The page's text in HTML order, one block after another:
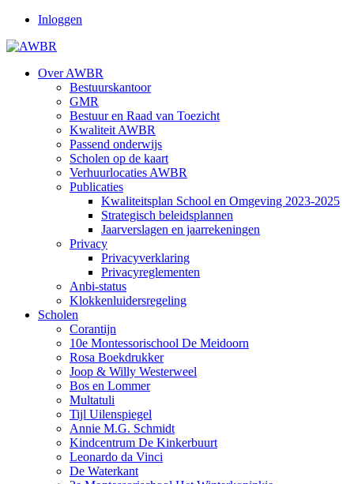
Inloggen
Over AWBR
Bestuurskantoor
GMR
Bestuur en Raad van Toezicht
Kwaliteit AWBR
Passend onderwijs
Scholen op de kaart
Verhuurlocaties AWBR
Publicaties
Kwaliteitsplan School en Omgeving 2023-2025
Strategisch beleidsplannen
Jaarverslagen en jaarrekeningen
Privacy
Privacyverklaring
Privacyreglementen
Anbi-status
Klokkenluidersregeling
Scholen
Corantijn
10e Montessorischool De Meidoorn
Rosa Boekdrukker
Joop & Willy Westerweel
Bos en Lommer
Multatuli
Tijl Uilenspiegel
Annie M.G. Schmidt
Kindcentrum De Kinkerbuurt
Leonardo da Vinci
De Waterkant